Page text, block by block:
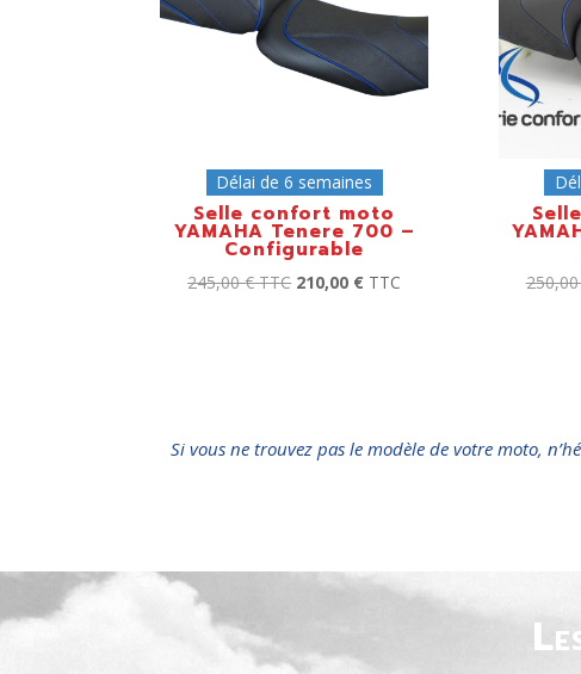
Délai de 6 semaines
Selle confort moto
YAMAHA Tenere 700 –
Configurable
245,00€ TTC 210,00 € TTC
Si vous ne trouvez pas le modèle de votre moto,